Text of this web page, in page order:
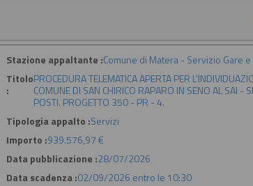
Stazione appaltante :Comune di Matera - Servizio Gare
Titolo
:
PROCEDURA TELEMATICA APERTA PER
COMUNE DI SAN CHIRICO RAPARO IN SENO AL SAI -
POSTI. PROGETTO 350 - PR - 4.
Tipologia appalto :Servizi
Importo :939.576,97 €
Data pubblicazione :28/07/2026
Data scadenza :02/09/2026 entro le 10:30